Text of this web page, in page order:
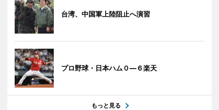
台湾、中国軍上陸阻止へ演習
プロ野球・日本ハム０―６楽天
もっと見る